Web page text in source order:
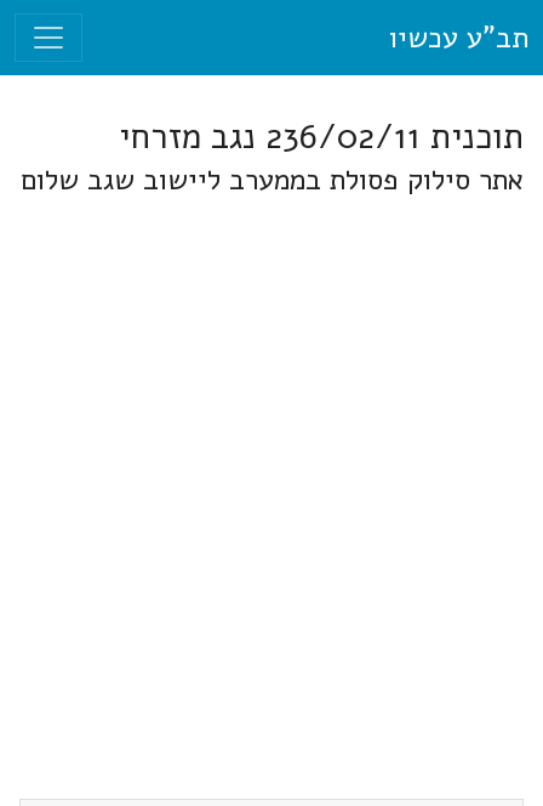
תב"ע עכשיו
תוכנית 236/02/11 נגב מזרחי
אתר סילוק פסולת בממערב ליישוב שגב שלום